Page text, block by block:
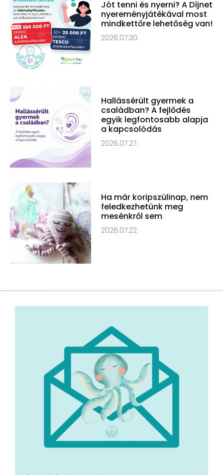
Jót tenni és nyerni? A Díjnet
nyereményjátékával most
mindkettőre lehetőség van!
2026.07.30.
Hallássérült gyermek a
családban? A fejlődés
egyik legfontosabb alapja
a kapcsolódás
2026.07.27.
Ha már koripszülinap, nem
feledkezhetünk meg
mesénkről sem
2026.07.22.